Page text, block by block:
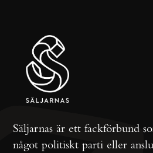
Säljarnas är ett fackförbund
något politiskt parti eller